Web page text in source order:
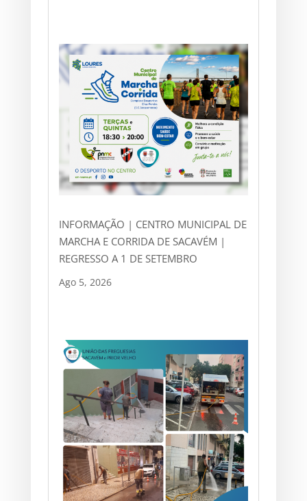
INFORMAÇÃO | CENTRO MUNICIPAL DE
MARCHA E CORRIDA DE SACAVÉM |
REGRESSO A 1 DE SETEMBRO
Ago 5, 2026